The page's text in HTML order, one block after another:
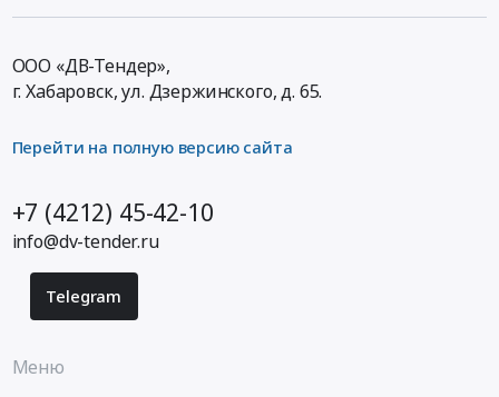
ООО «ДВ-Тендер»,
г. Хабаровск,ул. Дзержинского, д. 65.
Перейти на полную версию сайта
+7 (4212) 45-42-10
info@dv-tender.ru
Telegram
Меню